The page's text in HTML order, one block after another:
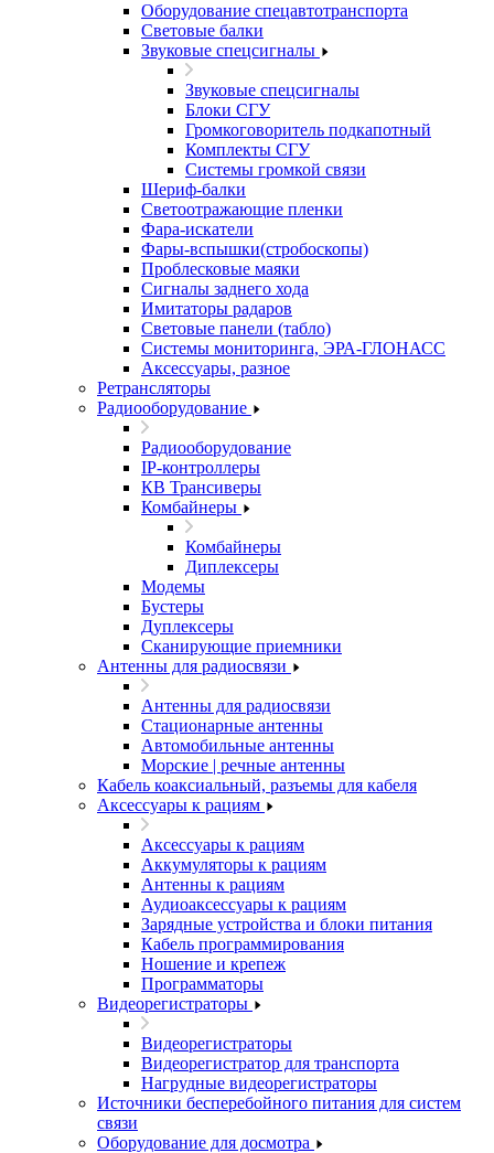
Оборудование спецавтотранспорта
Световые балки
Звуковые спецсигналы
Звуковые спецсигналы
Блоки СГУ
Громкоговоритель подкапотный
Комплекты СГУ
Системы громкой связи
Шериф-балки
Светоотражающие пленки
Фара-искатели
Фары-вспышки(стробоскопы)
Проблесковые маяки
Сигналы заднего хода
Имитаторы радаров
Световые панели (табло)
Системы мониторинга, ЭРА-ГЛОНАСС
Аксессуары, разное
Ретрансляторы
Радиооборудование
Радиооборудование
IP-контроллеры
КВ Трансиверы
Комбайнеры
Комбайнеры
Диплексеры
Модемы
Бустеры
Дуплексеры
Сканирующие приемники
Антенны для радиосвязи
Антенны для радиосвязи
Стационарные антенны
Автомобильные антенны
Морские | речные антенны
Кабель коаксиальный, разъемы для кабеля
Аксессуары к рациям
Аксессуары к рациям
Аккумуляторы к рациям
Антенны к рациям
Аудиоаксессуары к рациям
Зарядные устройства и блоки питания
Кабель программирования
Ношение и крепеж
Программаторы
Видеорегистраторы
Видеорегистраторы
Видеорегистратор для транспорта
Нагрудные видеорегистраторы
Источники бесперебойного питания для систем
связи
Оборудование для досмотра